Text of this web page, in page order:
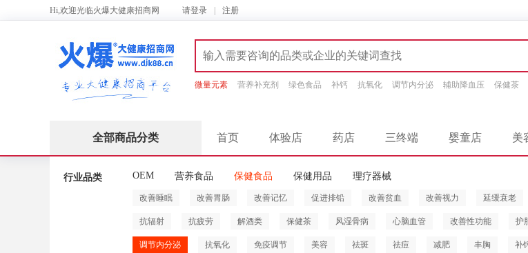
Hi,欢迎光临火爆大健康招商网 请登录 注册
微量元素 营养补充剂 绿色食品 补钙 抗氧化 调节内分泌 辅助降血压 保健茶
全部商品分类 首页 体验店 药店 三终端 婴童店 美
行业品类 OEM 营养食品 保健食品 保健用品 理疗器械
改善睡眠 改善胃肠 改善记忆 促进排铅 改善贫血 改善视力 延缓衰老
抗辐射 抗疲劳 解酒类 保健茶 风湿骨病 心脑血管 改善性功能 护
调节内分泌 抗氧化 免疫调节 美容 祛斑 祛痘 减肥 丰胸 补